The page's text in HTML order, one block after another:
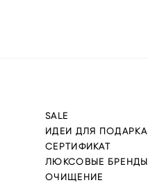
SALE
ИДЕИ ДЛЯ ПОДАРКА
СЕРТИФИКАТ
ЛЮКСОВЫЕ БРЕНДЫ
ОЧИЩЕНИЕ